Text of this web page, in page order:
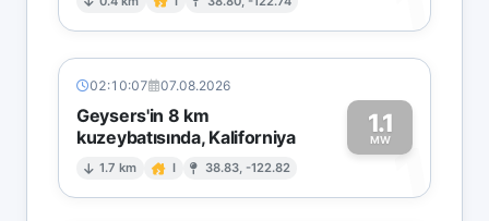
02:10:07 07.08.2026
Geysers'in 8 km
kuzeybatısında, Kaliforniya
1.7 km I 38.83, -122.82
1.1
MW1